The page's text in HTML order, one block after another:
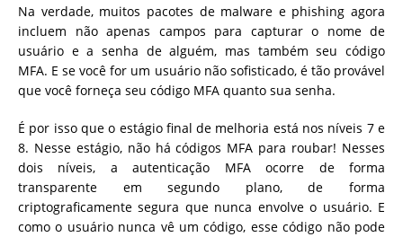
Na verdade, muitos pacotes de malware e phishing agora
incluem não apenas campos para capturar o nome de
usuário e a senha de alguém, mas também seu código
MFA. E se você for um usuário não sofisticado, é tão provável
que você forneça seu código MFA quanto sua senha.
É por isso que o estágio final de melhoria está nos níveis 7 e
8. Nesse estágio, não há códigos MFA para roubar! Nesses
dois níveis, a autenticação MFA ocorre de forma
transparente em segundo plano, de forma
criptograficamente segura que nunca envolve o usuário. E
como o usuário nunca vê um código, esse código não pode